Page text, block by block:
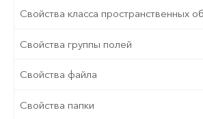
Свойства класса пространственных
Свойства группы полей
Свойства файла
Свойства папки